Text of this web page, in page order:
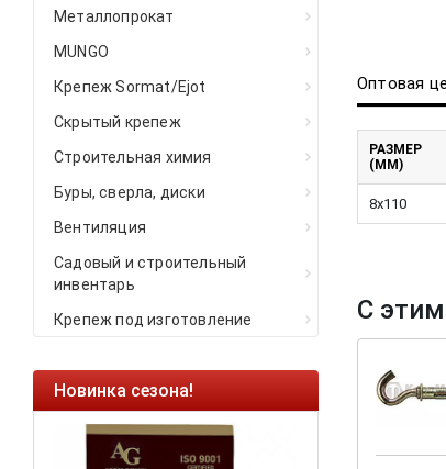
Металлопрокат
MUNGO
Крепеж Sormat/Ejot
Скрытый крепеж
Строительная химия
Буры, сверла, диски
Вентиляция
Садовый и строительный
инвентарь
Крепеж под изготовление
Новинка сезона!
Оптовая
РАЗМЕР
(ММ)
8х110
С